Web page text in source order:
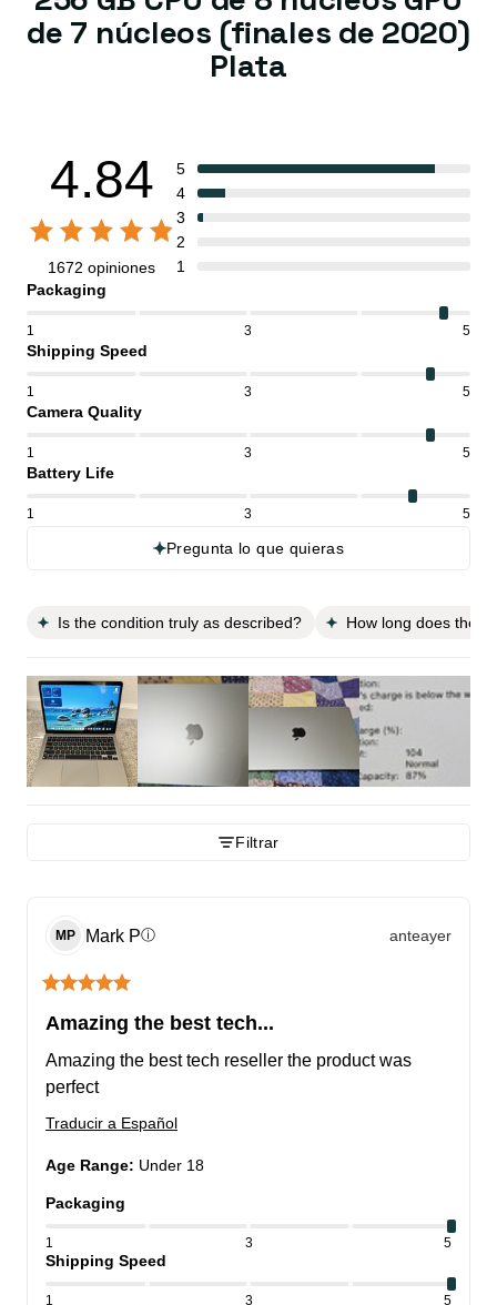
de 7 núcleos (finales de 2020)
Plata
4.84
1672 opiniones
5
4
3
2
1
Packaging
1 3 5
Shipping Speed
1 3 5
Camera Quality
1 3 5
Battery Life
1 3 5
Pregunta lo que quieras
Is the condition truly as described? How long does the
Filtrar
MP Mark Pⓘ anteayer
Amazing the best tech...
Amazing the best tech reseller the product was
perfect
Traducir a Español
Age Range: Under 18
Packaging
1 3 5
Shipping Speed
1 3 5